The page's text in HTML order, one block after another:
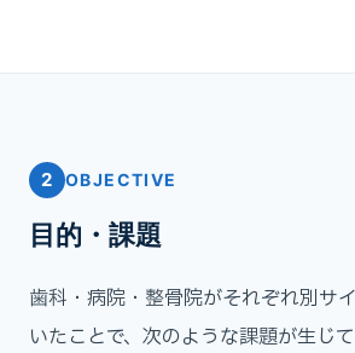
2 OBJECTIVE
目的・課題
歯科・病院・整骨院がそれぞれ別サ
いたことで、次のような課題が生じて